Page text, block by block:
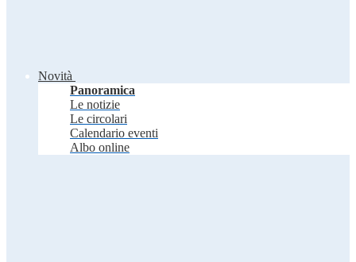
Novità
Panoramica
Le notizie
Le circolari
Calendario eventi
Albo online